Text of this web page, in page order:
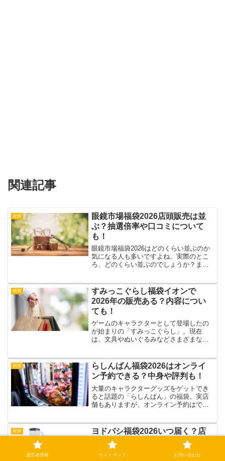
関連記事
雑貨
眼鏡市場福袋2026店頭販売は並
ぶ？抽選倍率や口コミについて
も！
眼鏡市場福袋2026はどのくらい並ぶのか
気になる人も多いですよね。実際のとこ
ろ、どのくらい並ぶのでしょうか？ま
選倍率や口コミ、中身や値段について紹
介していきます。眼...
雑貨
すみっこぐらし福袋イオンで
2026年の販売ある？内容につい
ても！
ゲームのキャラクターとして登場したの
が始まりの「すみっこぐらし」。現在
は、文具やぬいぐるみなどさまざまなア
目を浴びています！そんな人気爆発中の
すみっこぐらしの福袋ですが...
雑貨
らしんばん福袋2026はオンライ
ン予約できる？中身や評判も！
大量のキャラクターグッズをゲットでき
ると話題の「らしんばん」の福袋。実店
舗もありますが、オンライン予約はでき
中身。購入者からの評判等を紹介しま
す！らしんばん福袋20...
雑貨
ヨドバシ福袋2026いつ届く？店
頭販売や再販いつかについても！
豊富な家電やサービスの質の高さで有名
運営者情報 サイトマップ お問い合わせ